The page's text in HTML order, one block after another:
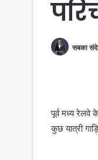
सबका
पूर्व मध्य रेलवे
कुछ यात्री